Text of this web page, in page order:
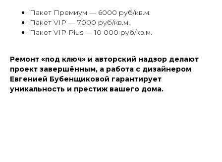
Пакет Премиум — 6000 руб/кв.м.
Пакет VIP — 7000 руб/кв.м.
Пакет VIP Plus — 10 000 руб/кв.м.
Ремонт «под ключ» и авторский надзор делают
проект завершённым, а работа с дизайнером
Евгенией Бубенщиковой гарантирует
уникальность и престиж вашего дома.